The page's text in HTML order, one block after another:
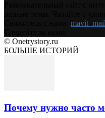
© Onetrystory.ru
БОЛЬШЕ ИСТОРИЙ
Почему нужно часто